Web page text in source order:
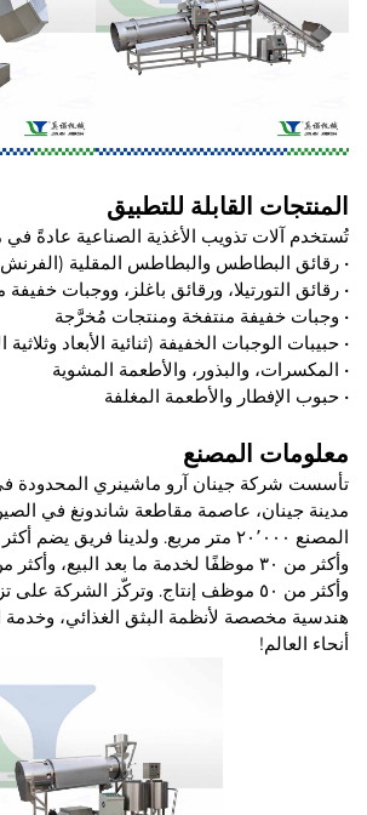
المنتجات القابلة للتطبيق
تُستخدم آلات تذويب الأغذية الصناعية عادةً في
• رقائق البطاطس والبطاطس المقلية (الفرنش
• رقائق التورتيلا، ورقائق باغلز، ووجبات خفيفة
• وجبات خفيفة منتفخة ومنتجات مُخرَّجة
• حبيبات الوجبات الخفيفة (ثنائية الأبعاد وثلاثية
• المكسرات، والبذور، والأطعمة المشوية
• حبوب الإفطار والأطعمة المغلفة
معلومات المصنع
مدينة جينان، عاصمة مقاطعة شاندونغ في
وأكثر من ٥٠ موظف إنتاج. وتركّز الشركة
هندسية مخصصة لأنظمة البثق الغذائي، وخدمة
أنحاء العالم!